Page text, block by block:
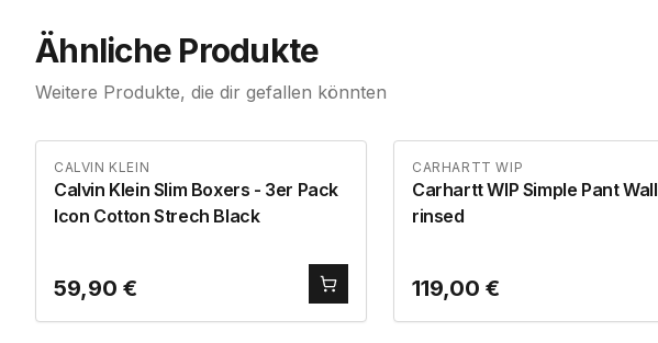
Ähnliche Produkte
Weitere Produkte, die dir gefallen könnten
CALVIN KLEIN
Calvin Klein Slim Boxers - 3er Pack
Icon Cotton Strech Black
59,90 €
CARHARTT WIP
Carhartt WIP Simple Pant Wall
rinsed
119,00 €